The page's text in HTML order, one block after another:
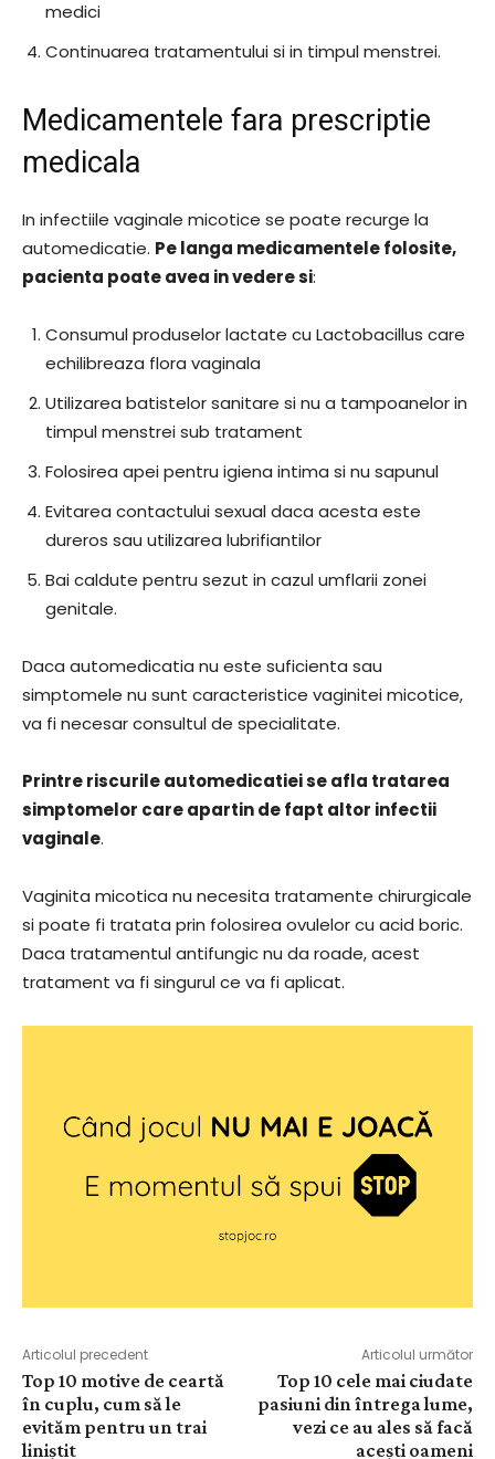
medici
Continuarea tratamentului si in timpul menstrei.
Medicamentele fara prescriptie
medicala
In infectiile vaginale micotice se poate recurge la
automedicatie. Pe langa medicamentele folosite,
pacienta poate avea in vedere si:
Consumul produselor lactate cu Lactobacillus care
echilibreaza flora vaginala
Utilizarea batistelor sanitare si nu a tampoanelor in
timpul menstrei sub tratament
Folosirea apei pentru igiena intima si nu sapunul
Evitarea contactului sexual daca acesta este
dureros sau utilizarea lubrifiantilor
Bai caldute pentru sezut in cazul umflarii zonei
genitale.
Daca automedicatia nu este suficienta sau
simptomele nu sunt caracteristice vaginitei micotice,
va fi necesar consultul de specialitate.
Printre riscurile automedicatiei se afla tratarea
simptomelor care apartin de fapt altor infectii
vaginale.
Vaginita micotica nu necesita tratamente chirurgicale
si poate fi tratata prin folosirea ovulelor cu acid boric.
Daca tratamentul antifungic nu da roade, acest
tratament va fi singurul ce va fi aplicat.
Articolul precedent
Top 10 motive de ceartă
în cuplu, cum să le
evităm pentru un trai
liniștit
Articolul următor
Top 10 cele mai ciudate
pasiuni din întrega lume,
vezi ce au ales să facă
acești oameni